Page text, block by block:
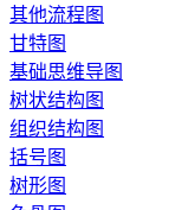
其他流程图
甘特图
基础思维导图
树状结构图
组织结构图
括号图
树形图